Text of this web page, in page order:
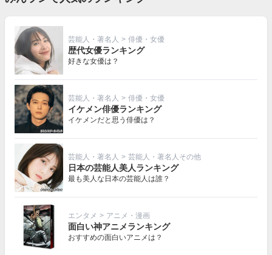
芸能人・著名人 > 俳優・女優
歴代女優ランキング
好きな女優は？
芸能人・著名人 > 俳優・女優
イケメン俳優ランキング
イケメンだと思う俳優は？
芸能人・著名人 > 芸能人・著名人その他
日本の芸能人美人ランキング
最も美人な日本の芸能人は誰？
エンタメ > アニメ・漫画
面白い神アニメランキング
おすすめの面白いアニメは？